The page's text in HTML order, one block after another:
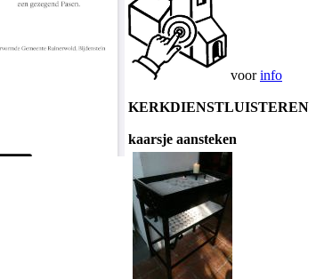
voorinfo
KERKDIENSTLUISTEREN
kaarsje aansteken